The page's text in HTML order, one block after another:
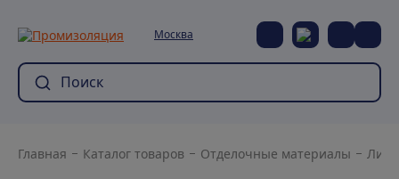
Москва
Главная Каталог товаров Отделочные материалы